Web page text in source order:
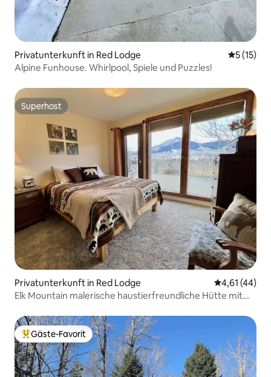
Privatunterkunft in Red Lodge
5 (15)
Alpine Funhouse. Whirlpool, Spiele und Puzzles!
Superhost
Superhost
Privatunterkunft in Red Lodge
4,61 (44)
Elk Mountain malerische haustierfreundliche Hütte mit
Beliebter Gäste-Favorit.
Gäste-Favorit